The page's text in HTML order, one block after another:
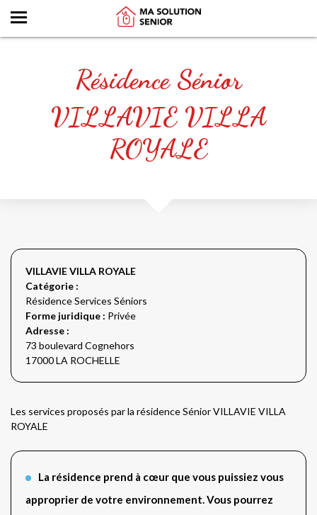
Résidence Sénior
VILLAVIE VILLA
ROYALE
VILLAVIE VILLA ROYALE
Catégorie :
Résidence Services Séniors
Forme juridique : Privée
Adresse :
73 boulevard Cognehors
17000 LA ROCHELLE
Les services proposés par la résidence Sénior VILLAVIE VILLA
ROYALE
La résidence prend à cœur que vous puissiez vous
approprier de votre environnement. Vous pourrez